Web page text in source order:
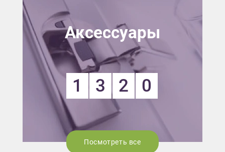
Аксессуары
1 3 2 0
Посмотреть все